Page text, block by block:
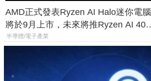
AMD正式發表Ryzen AI Halo迷你電腦
將於9月上市，未來將推Ryzen AI 400
Max系列處理器與對應升級版
半導體/電子產業